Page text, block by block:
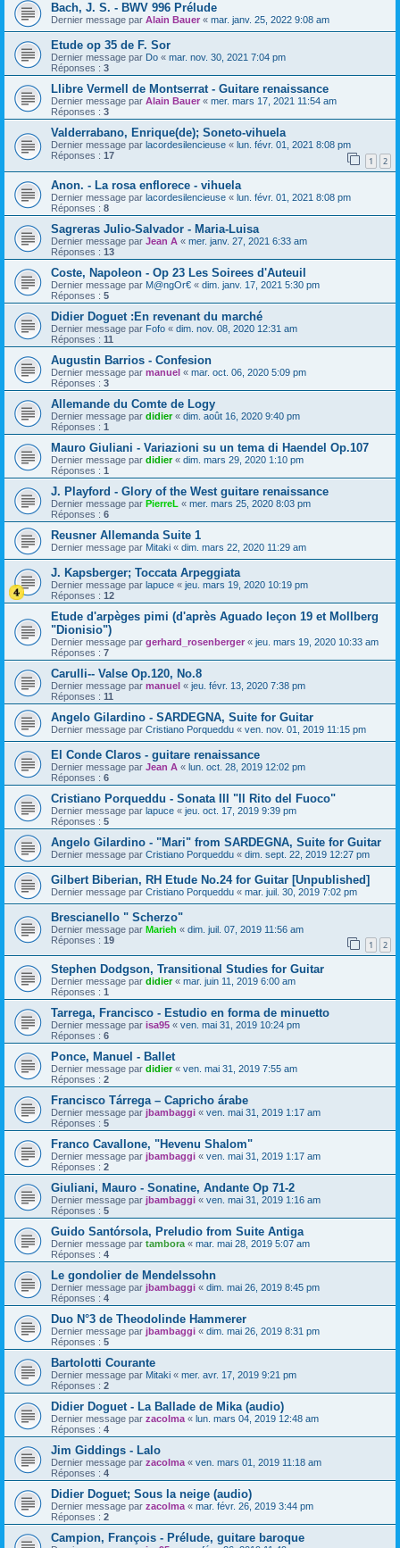
Bach, J. S. - BWV 996 Prélude
Dernier message par Alain Bauer « mar. janv. 25, 2022 9:08 am
Etude op 35 de F. Sor
Dernier message par Do « mar. nov. 30, 2021 7:04 pm
Réponses : 3
Llibre Vermell de Montserrat - Guitare renaissance
Dernier message par Alain Bauer « mer. mars 17, 2021 11:54 am
Réponses : 3
Valderrabano, Enrique(de); Soneto-vihuela
Dernier message par lacordesilencieuse « lun. févr. 01, 2021 8:08 pm
Réponses : 17 1 2
Anon. - La rosa enflorece - vihuela
Dernier message par lacordesilencieuse « lun. févr. 01, 2021 8:08 pm
Réponses : 8
Sagreras Julio-Salvador - Maria-Luisa
Dernier message par Jean A « mer. janv. 27, 2021 6:33 am
Réponses : 13
Coste, Napoleon - Op 23 Les Soirees d'Auteuil
Dernier message par M@ngOr€ « dim. janv. 17, 2021 5:30 pm
Réponses : 5
Didier Doguet :En revenant du marché
Dernier message par Fofo « dim. nov. 08, 2020 12:31 am
Réponses : 11
Augustin Barrios - Confesion
Dernier message par manuel « mar. oct. 06, 2020 5:09 pm
Réponses : 3
Allemande du Comte de Logy
Dernier message par didier« dim. août 16, 2020 9:40 pm
Réponses : 1
Mauro Giuliani - Variazioni su un tema di Haendel Op.107
Dernier message par didier« dim. mars 29, 2020 1:10 pm
Réponses : 1
J. Playford - Glory of the West guitare renaissance
Dernier message par PierreL « mer. mars 25, 2020 8:03 pm
Réponses : 6
Reusner Allemanda Suite 1
Dernier message par Mitaki « dim. mars 22, 2020 11:29 am
J. Kapsberger; Toccata Arpeggiata
Dernier message par lapuce « jeu. mars 19, 2020 10:19 pm
Réponses : 12
Etude d'arpèges pimi (d'après Aguado leçon 19 et Mollberg
"Dionisio")
Dernier message par gerhard_rosenberger « jeu. mars 19, 2020 10:33 am
Réponses : 7
Carulli-- Valse Op.120, No.8
Dernier message par manuel « jeu. févr. 13, 2020 7:38 pm
Réponses : 11
Angelo Gilardino - SARDEGNA, Suite for Guitar
Dernier message par Cristiano Porqueddu « ven. nov. 01, 2019 11:15 pm
El Conde Claros - guitare renaissance
Dernier message par Jean A « lun. oct. 28, 2019 12:02 pm
Réponses : 6
Cristiano Porqueddu - Sonata III "Il Rito del Fuoco"
Dernier message par lapuce « jeu. oct. 17, 2019 9:39 pm
Réponses : 5
Angelo Gilardino - "Mari" from SARDEGNA, Suite for Guitar
Dernier message par Cristiano Porqueddu « dim. sept. 22, 2019 12:27 pm
Gilbert Biberian, RH Etude No.24 for Guitar [Unpublished]
Dernier message par Cristiano Porqueddu « mar. juil. 30, 2019 7:02 pm
Brescianello " Scherzo"
Dernier message par Marieh « dim. juil. 07, 2019 11:56 am
Réponses : 19 1 2
Stephen Dodgson, Transitional Studies for Guitar
Dernier message par didier« mar. juin 11, 2019 6:00 am
Réponses : 1
Tarrega, Francisco - Estudio en forma de minuetto
Dernier message par isa95 « ven. mai 31, 2019 10:24 pm
Réponses : 6
Ponce, Manuel - Ballet
Dernier message par didier« ven. mai 31, 2019 7:55 am
Réponses : 2
Francisco Tárrega – Capricho árabe
Dernier message par jbambaggi « ven. mai 31, 2019 1:17 am
Réponses : 5
Franco Cavallone, "Hevenu Shalom"
Dernier message par jbambaggi « ven. mai 31, 2019 1:17 am
Réponses : 2
Giuliani, Mauro - Sonatine, Andante Op 71-2
Dernier message par jbambaggi « ven. mai 31, 2019 1:16 am
Réponses : 5
Guido Santórsola, Preludio from Suite Antiga
Dernier message par tambora « mar. mai 28, 2019 5:07 am
Réponses : 4
Le gondolier de Mendelssohn
Dernier message par jbambaggi « dim. mai 26, 2019 8:45 pm
Réponses : 4
Duo N°3 de Theodolinde Hammerer
Dernier message par jbambaggi « dim. mai 26, 2019 8:31 pm
Réponses : 5
Bartolotti Courante
Dernier message par Mitaki « mer. avr. 17, 2019 9:21 pm
Réponses : 2
Didier Doguet - La Ballade de Mika (audio)
Dernier message par zacolma « lun. mars 04, 2019 12:48 am
Réponses : 4
Jim Giddings - Lalo
Dernier message par zacolma « ven. mars 01, 2019 11:18 am
Réponses : 4
Didier Doguet; Sous la neige (audio)
Dernier message par zacolma « mar. févr. 26, 2019 3:44 pm
Réponses : 2
Campion, François - Prélude, guitare baroque